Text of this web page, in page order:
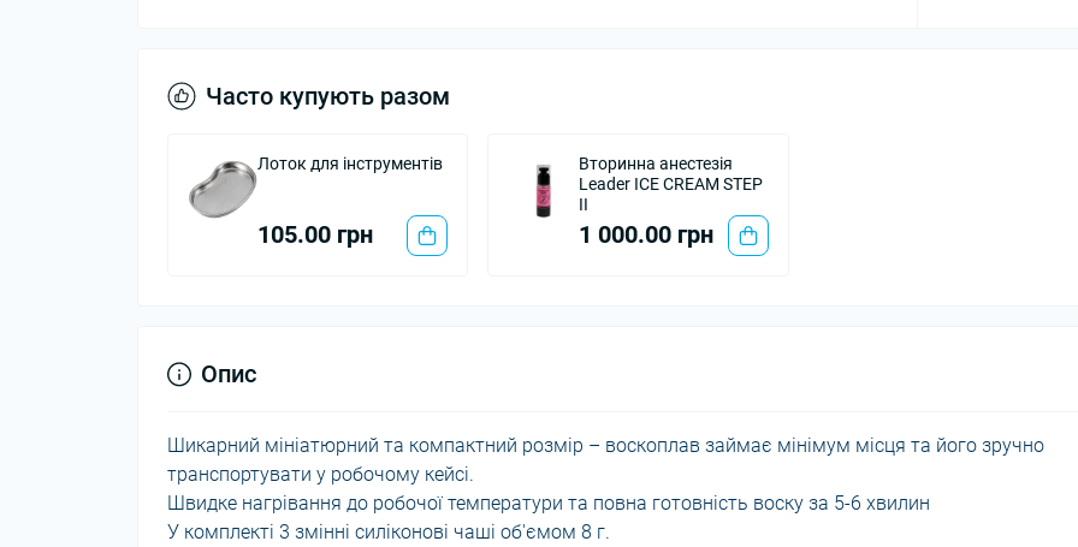
Часто купують разом
Лоток для інструментів
105.00 грн
Вторинна анестезія
Leader ICE CREAM STEP
II
1 000.00 грн
Опис
Шикарний мініатюрний та компактний розмір – воскоплав займає мінімум місця та його зручно
транспортувати у робочому кейсі.
Швидке нагрівання до робочої температури та повна готовність воску за 5-6 хвилин
У комплекті 3 змінні силіконові чаші об'ємом 8 г.